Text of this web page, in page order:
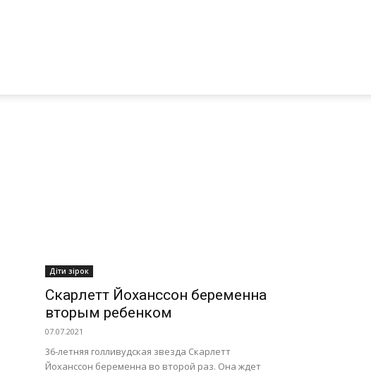
Діти зірок
Скарлетт Йоханссон беременна
вторым ребенком
07.07.2021
36-летняя голливудская звезда Скарлетт
Йоханссон беременна во второй раз. Она ждет